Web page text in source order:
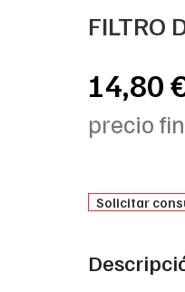
FILTRO
14,80
precio
Solicitar